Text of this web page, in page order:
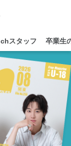
chスタッフ 卒業生